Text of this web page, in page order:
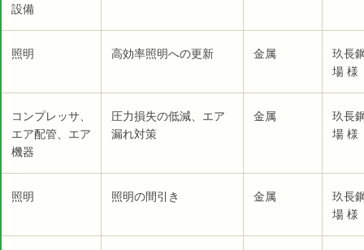
設備
照明 高効率照明への更新 金属
玖長
場 様
コンプレッサ、
エア配管、エア
機器
圧力損失の低減、エア
漏れ対策
金属
玖長
場 様
照明 照明の間引き 金属
玖長
場 様